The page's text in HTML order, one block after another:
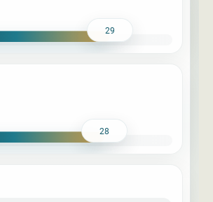
29
28